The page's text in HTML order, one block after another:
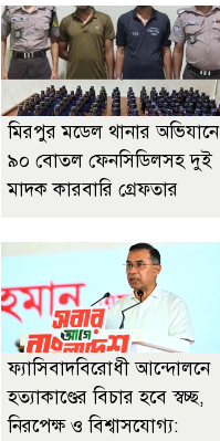
মিরপুর মডেল থানার অভিযানে
৯০ বোতল ফেনসিডিলসহ দুই
মাদক কারবারি গ্রেফতার
ফ্যাসিবাদবিরোধী আন্দোলনে
হত্যাকাণ্ডের বিচার হবে স্বচ্ছ,
নিরপেক্ষ ও বিশ্বাসযোগ্য: